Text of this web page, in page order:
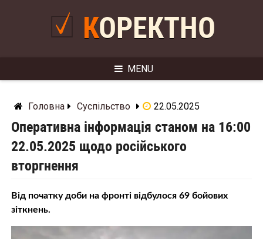
КОРЕКТНО
MENU
Головна Суспільство 22.05.2025
Оперативна інформація станом на 16:00
22.05.2025 щодо російського
вторгнення
Від початку доби на фронті відбулося 69 бойових
зіткнень.